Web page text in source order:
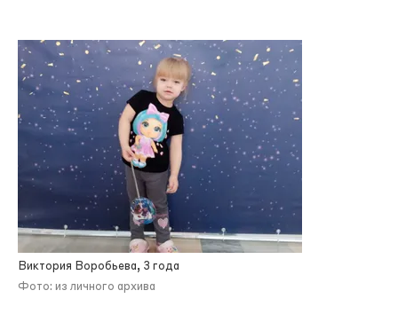
Виктория Воробьева, 3 года
Фото: из личного архива